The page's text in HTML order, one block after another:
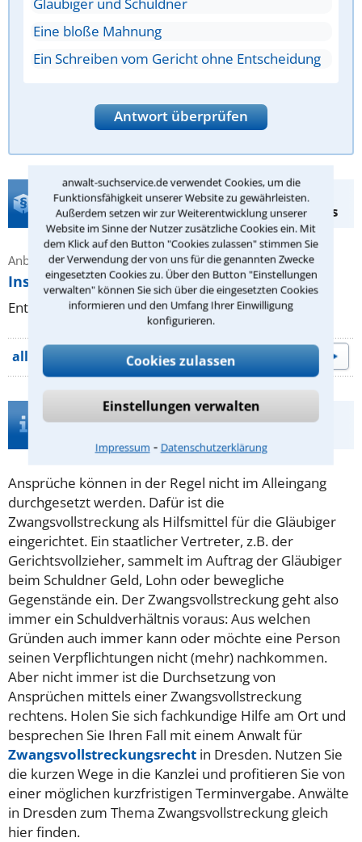
anwalt-suchservice.de verwendet Cookies, um die
Funktionsfähigkeit unserer Website zu gewährleisten.
Außerdem setzen wir zur Weiterentwicklung unserer
Website im Sinne der Nutzer zusätzliche Cookies ein. Mit
dem Klick auf den Button "Cookies zulassen" stimmen Sie
der Verwendung der von uns für die genannten Zwecke
eingesetzten Cookies zu. Über den Button "Einstellungen
verwalten" können Sie sich über die eingesetzten Cookies
informieren und den Umfang Ihrer Einwilligung
konfigurieren.
Cookies zulassen
Einstellungen verwalten
Impressum ⁃ Datenschutzerklärung
Eine bloße Mahnung
Ein Schreiben vom Gericht ohne Entscheidung
Antwort überprüfen
Rechtsberatung
Zwangsvollstreckungsrecht zum Festpreis
Anbieter: Rechtsanwalt Michael Wübbe
Insolvenzrecht; Gläubigervertretung
Entgelt: 1011.5 € inkl. MwSt.
alle Beratungsangebote
Infos zur Suche nach einem Anwalt für
Ansprüche können in der Regel nicht im Alleingang
durchgesetzt werden. Dafür ist die
Zwangsvollstreckung als Hilfsmittel für die Gläubiger
eingerichtet. Ein staatlicher Vertreter, z.B. der
Gerichtsvollzieher, sammelt im Auftrag der Gläubiger
beim Schuldner Geld, Lohn oder bewegliche
Gegenstände ein. Der Zwangsvollstreckung geht also
immer ein Schuldverhältnis voraus: Aus welchen
Gründen auch immer kann oder möchte eine Person
seinen Verpflichtungen nicht (mehr) nachkommen.
Aber nicht immer ist die Durchsetzung von
Ansprüchen mittels einer Zwangsvollstreckung
rechtens. Holen Sie sich fachkundige Hilfe am Ort und
besprechen Sie Ihren Fall mit einem Anwalt für
Zwangsvollstreckungsrecht in Dresden. Nutzen Sie
die kurzen Wege in die Kanzlei und profitieren Sie von
einer möglichen kurzfristigen Terminvergabe. Anwälte
in Dresden zum Thema Zwangsvollstreckung gleich
hier finden.